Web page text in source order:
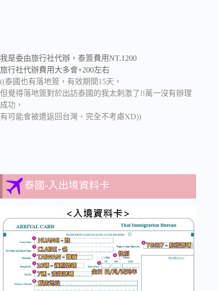
我是委由旅行社代辦，泰簽費用NT.1200
旅行社代辦費用大多會+200左右
((泰國也有落地簽，有效期間15天，
但覺得落地簽對於出訪泰國的我太刺激了!!萬一沒有辦理
成功，
有可能會被遣返回台灣，完全不考慮XD))
泰國-入出境資料卡